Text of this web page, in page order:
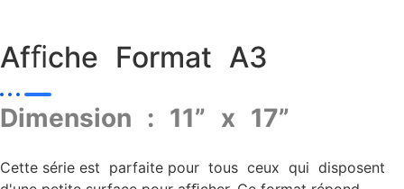
Afﬁche Format A3
Dimension : 11” x 17”
Cette série est parfaite pour tous ceux qui disposent